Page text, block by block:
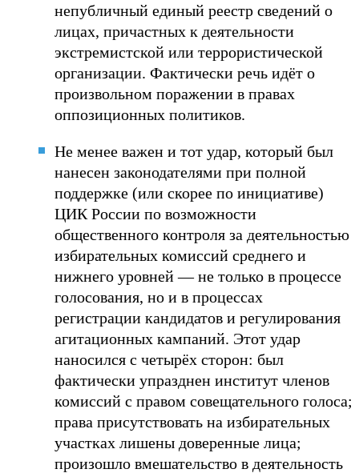
непубличный единый реестр сведений о
лицах, причастных к деятельности
экстремистской или террористической
организации. Фактически речь идёт о
произвольном поражении в правах
оппозиционных политиков.
Не менее важен и тот удар, который был
нанесен законодателями при полной
поддержке (или скорее по инициативе)
ЦИК России по возможности
общественного контроля за деятельностью
избирательных комиссий среднего и
нижнего уровней — не только в процессе
голосования, но и в процессах
регистрации кандидатов и регулирования
агитационных кампаний. Этот удар
наносился с четырёх сторон: был
фактически упразднен институт членов
комиссий с правом совещательного голоса;
права присутствовать на избирательных
участках лишены доверенные лица;
произошло вмешательство в деятельность